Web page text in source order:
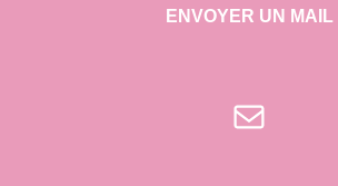
ENVOYER UN MAIL
E-mail